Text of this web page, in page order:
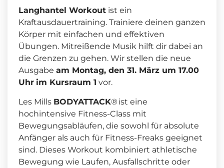
Langhantel Workout ist ein
Kraftausdauertraining. Trainiere deinen ganzen
Körper mit einfachen und effektiven
Übungen. Mitreißende Musik hilft dir dabei an
die Grenzen zu gehen. Wir stellen die neue
Ausgabe am Montag, den 31. März um 17.00
Uhr im Kursraum 1 vor.
Les Mills BODYATTACK® ist eine
hochintensive Fitness-Class mit
Bewegungsabläufen, die sowohl für absolute
Anfänger als auch für Fitness-Freaks geeignet
sind. Dieses Workout kombiniert athletische
Bewegung wie Laufen, Ausfallschritte oder